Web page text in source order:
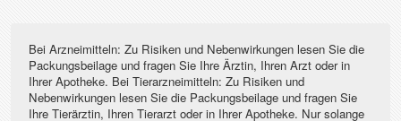
Bei Arzneimitteln: Zu Risiken und Nebenwirkungen lesen Sie die
Packungsbeilage und fragen Sie Ihre Ärztin, Ihren Arzt oder in
Ihrer Apotheke. Bei Tierarzneimitteln: Zu Risiken und
Nebenwirkungen lesen Sie die Packungsbeilage und fragen Sie
Ihre Tierärztin, Ihren Tierarzt oder in Ihrer Apotheke. Nur solange